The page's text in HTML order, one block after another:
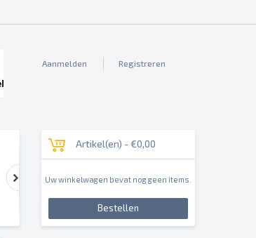
Aanmelden Registreren
Outdoor & Sign
Artikel(en) -€0,00
Uw winkelwagen bevat nog geen items.
Bestellen